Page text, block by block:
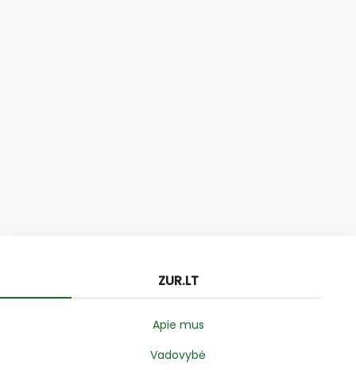
ZUR.LT
Apie mus
Vadovybė